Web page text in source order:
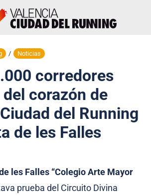
/ Noticias
corredores
corazón de
del Running
de les Falles
les Falles “Colegio Arte Mayor
prueba del Circuito Divina